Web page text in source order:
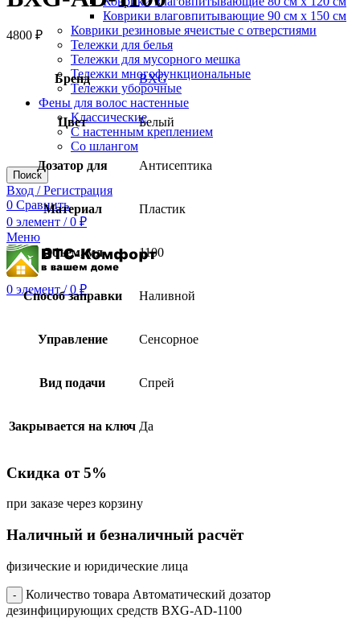
Коврики влаговпитывающие 90 см х 150 см
Коврики резиновые ячеистые с отверстиями
Тележки для белья
Тележки для мусорного мешка
Тележки многофункциональные
Тележки уборочные
Фены для волос настенные
Классические
С настенным креплением
Со шлангом
Поиск
Вход / Регистрация
0 Сравнить
0 элемент / 0 ₽
Меню
0 элемент / 0 ₽
4800 ₽
Бренд BXG
Цвет Белый
Дозатор для Антисептика
Материал Пластик
Объем, мл 1100
Способ заправки Наливной
Управление Сенсорное
Вид подачи Спрей
Закрывается на ключ Да
Скидка от 5%
при заказе через корзину
Наличный и безналичный расчёт
физические и юридические лица
Количество товара Автоматический дозатор
дезинфицирующих средств BXG-AD-1100